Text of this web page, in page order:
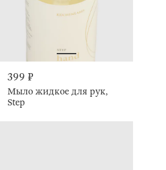
399 ₽
Мыло жидкое для рук,
Step